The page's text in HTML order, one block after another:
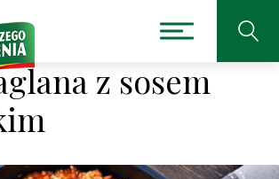
z sosem